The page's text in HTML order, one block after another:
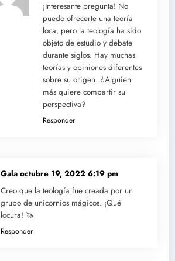
¡Interesante pregunta! No
puedo ofrecerte una teoría
loca, pero la teología ha sido
objeto de estudio y debate
durante siglos. Hay muchas
teorías y opiniones diferentes
sobre su origen. ¿Alguien
más quiere compartir su
perspectiva?
Responder
Gala octubre 19, 2022 6:19 pm
Creo que la teología fue creada por un
grupo de unicornios mágicos. ¡Qué
locura! 🦄
Responder